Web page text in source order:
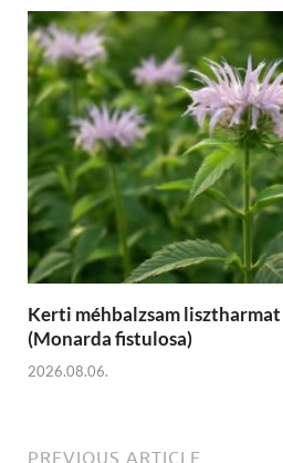
Kerti méhbalzsam
(Monarda fistulosa)
2026.08.06.
PREVIOUS ARTICLE